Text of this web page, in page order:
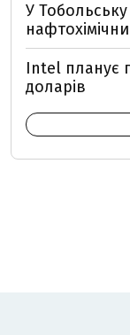
У
Intel планує
доларів